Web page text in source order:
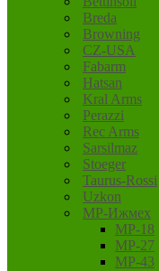
Breda
Browning
CZ-USA
Fabarm
Hatsan
Kral Arms
Perazzi
Rec Arms
Sarsilmaz
Stoeger
Taurus-Rossi
Uzkon
MP-Ижмех
MP-18
MP-27
MP-43